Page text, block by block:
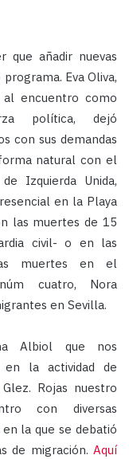
que añadir nuevas
Eva Oliva,
al encuentro como
política, dejó
con sus demandas
natural con el
Izquierda Unida,
en la Playa
las muertes de 15
civil- o en las
muertes en el
cuatro, Nora
en Sevilla.
Albiol que nos
la actividad de
Rojas nuestro
con diversas
la que se debatió
de migración. Aquí